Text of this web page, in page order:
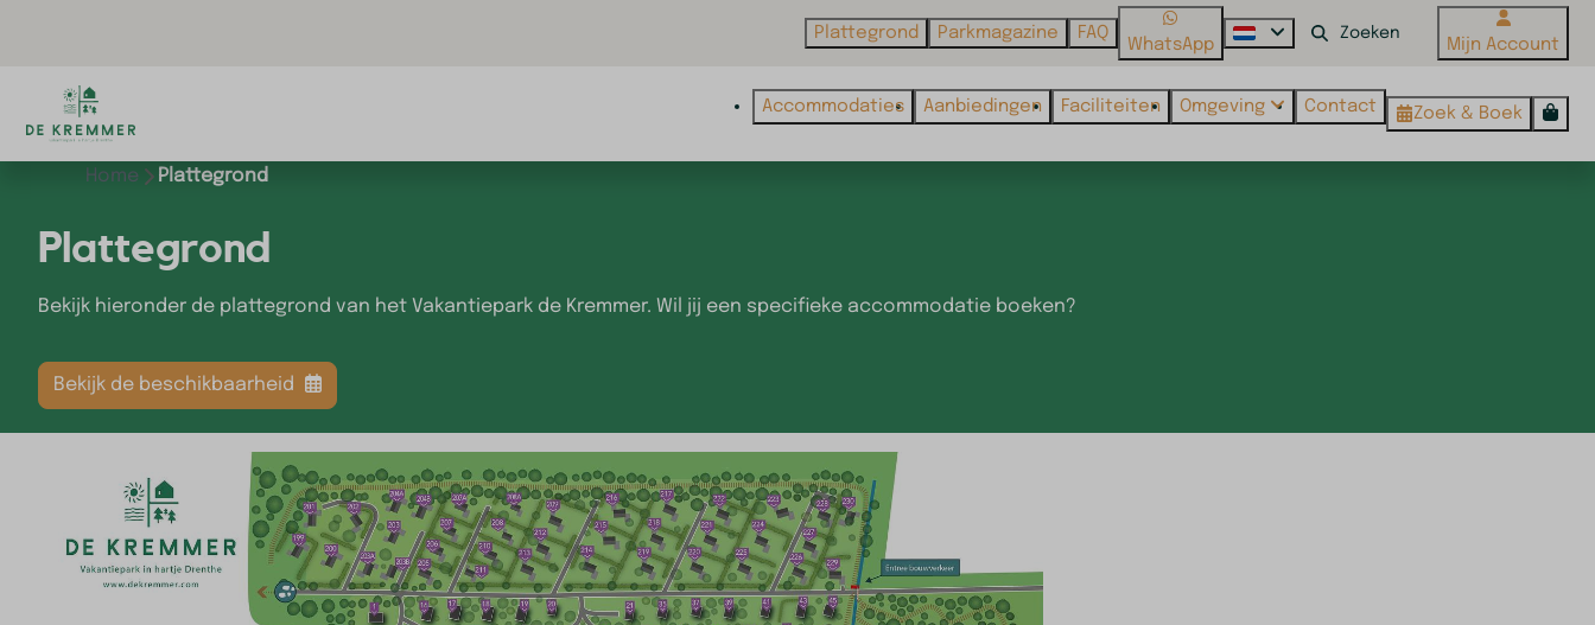
Plattegrond Parkmagazine FAQ
WhatsApp Mijn Account
Accommodaties Aanbiedingen Faciliteiten Omgeving Contact Zoek & Boek
Home Plattegrond
Plattegrond
Bekijk hieronder de plattegrond van het Vakantiepark de Kremmer. Wil jij een specifieke accommodatie boeken?
Bekijk de beschikbaarheid